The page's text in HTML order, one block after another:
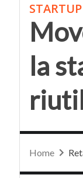
la
Home